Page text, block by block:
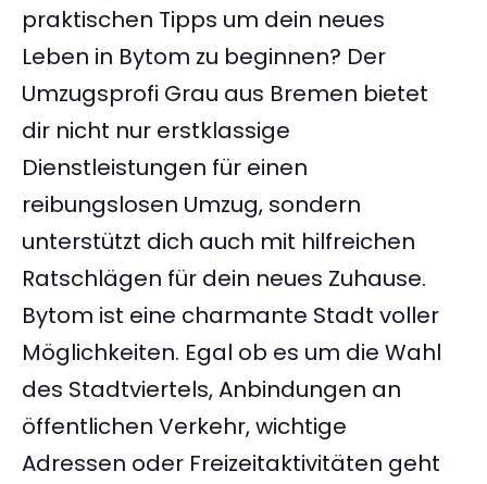
praktischen Tipps um dein neues
Leben in Bytom zu beginnen? Der
Umzugsprofi Grau aus Bremen bietet
dir nicht nur erstklassige
Dienstleistungen für einen
reibungslosen Umzug, sondern
unterstützt dich auch mit hilfreichen
Ratschlägen für dein neues Zuhause.
Bytom ist eine charmante Stadt voller
Möglichkeiten. Egal ob es um die Wahl
des Stadtviertels, Anbindungen an
öffentlichen Verkehr, wichtige
Adressen oder Freizeitaktivitäten geht